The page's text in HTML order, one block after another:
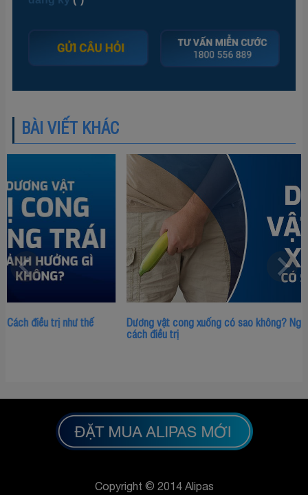
BÀI VIẾT KHÁC
Dương vật cong xuống có sao không? Nguyên nhân, dấu hiệu và
Copyright © 2014 Alipas